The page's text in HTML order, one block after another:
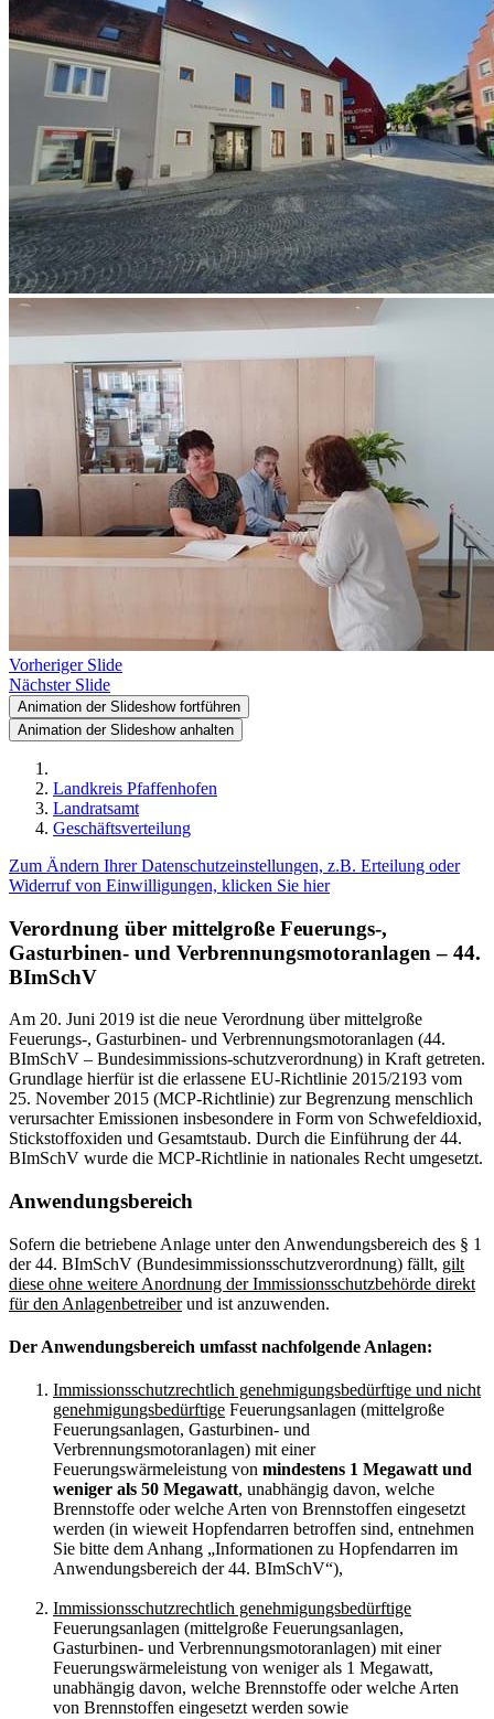
Vorheriger Slide
Nächster Slide
Animation der Slideshow fortführen
Animation der Slideshow anhalten
Landkreis Pfaffenhofen
Landratsamt
Geschäftsverteilung
Zum Ändern Ihrer Datenschutzeinstellungen, z.B. Erteilung oder
Widerruf von Einwilligungen, klicken Sie hier
Verordnung über mittelgroße Feuerungs-,
Gasturbinen- und Verbrennungsmotoranlagen – 44.
BImSchV
Am 20. Juni 2019 ist die neue Verordnung über mittelgroße
Feuerungs-, Gasturbinen- und Verbrennungsmotoranlagen (44.
BImSchV – Bundesimmissions-schutzverordnung) in Kraft getreten.
Grundlage hierfür ist die erlassene EU-Richtlinie 2015/2193 vom
25. November 2015 (MCP-Richtlinie) zur Begrenzung menschlich
verursachter Emissionen insbesondere in Form von Schwefeldioxid,
Stickstoffoxiden und Gesamtstaub. Durch die Einführung der 44.
BImSchV wurde die MCP-Richtlinie in nationales Recht umgesetzt.
Anwendungsbereich
Sofern die betriebene Anlage unter den Anwendungsbereich des § 1
der 44. BImSchV (Bundesimmissionsschutzverordnung) fällt, gilt
diese ohne weitere Anordnung der Immissionsschutzbehörde direkt
für den Anlagenbetreiberund ist anzuwenden.
Der Anwendungsbereich umfasst nachfolgende Anlagen:
Immissionsschutzrechtlich genehmigungsbedürftige und nicht
genehmigungsbedürftige Feuerungsanlagen (mittelgroße
Feuerungsanlagen, Gasturbinen- und
Verbrennungsmotoranlagen) mit einer
Feuerungswärmeleistung von mindestens 1 Megawatt und
weniger als 50 Megawatt, unabhängig davon, welche
Brennstoffe oder welche Arten von Brennstoffen eingesetzt
werden (in wieweit Hopfendarren betroffen sind, entnehmen
Sie bitte dem Anhang „Informationen zu Hopfendarren im
Anwendungsbereich der 44. BImSchV“),
Immissionsschutzrechtlich genehmigungsbedürftige
Feuerungsanlagen (mittelgroße Feuerungsanlagen,
Gasturbinen- und Verbrennungsmotoranlagen) mit einer
Feuerungswärmeleistung von weniger als 1 Megawatt,
unabhängig davon, welche Brennstoffe oder welche Arten
von Brennstoffen eingesetzt werden sowie